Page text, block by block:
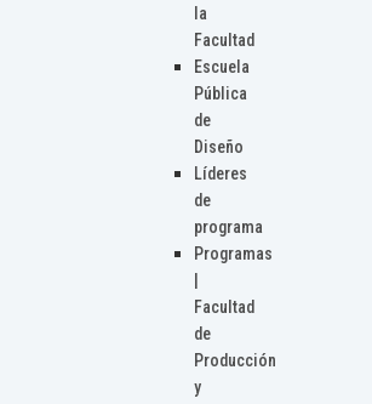
la
Facultad
Escuela
Pública
de
Diseño
Líderes
de
programa
Programas
Facultad
de
Producción
y